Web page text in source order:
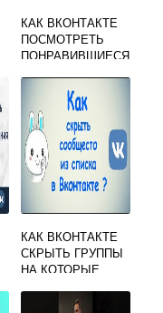
КАК ВКОНТАКТЕ
ПОСМОТРЕТЬ
ПОНРАВИВШИЕСЯ
КАК ВКОНТАКТЕ
СКРЫТЬ ГРУППЫ
НА КОТОРЫЕ